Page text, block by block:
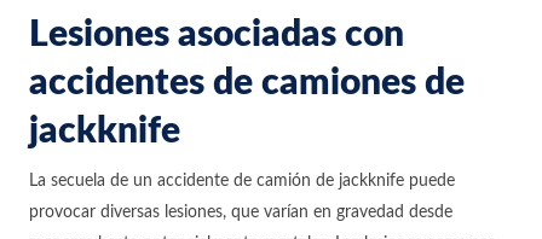
Lesiones asociadas con
accidentes de camiones de
jackknife
La secuela de un accidente de camión de jackknife puede
provocar diversas lesiones, que varían en gravedad desde